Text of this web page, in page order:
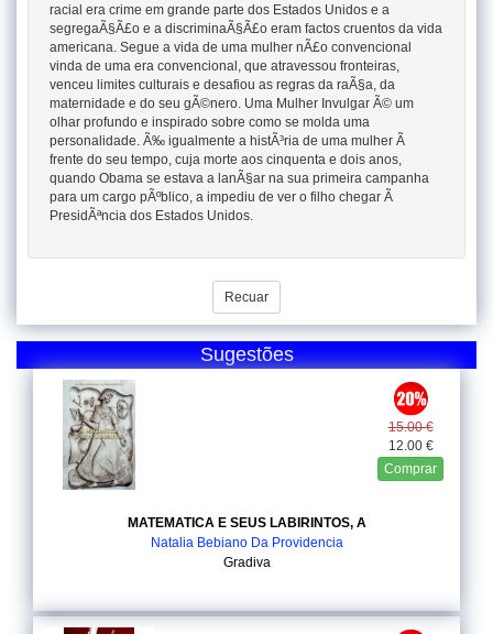
racial era crime em grande parte dos Estados Unidos e a
segregaÃ§Ã£o e a discriminaÃ§Ã£o eram factos cruentos da vida
americana. Segue a vida de uma mulher nÃ£o convencional
vinda de uma era convencional, que atravessou fronteiras,
venceu limites culturais e desafiou as regras da raÃ§a, da
maternidade e do seu gÃ©nero. Uma Mulher Invulgar Ã© um
olhar profundo e inspirado sobre como se molda uma
personalidade. Ã‰ igualmente a histÃ³ria de uma mulher Ã
frente do seu tempo, cuja morte aos cinquenta e dois anos,
quando Obama se estava a lanÃ§ar na sua primeira campanha
para um cargo pÃºblico, a impediu de ver o filho chegar Ã
PresidÃªncia dos Estados Unidos.
Recuar
Sugestões
15.00 €
12.00 €
Comprar
MATEMATICA E SEUS LABIRINTOS, A
Natalia Bebiano Da Providencia
Gradiva